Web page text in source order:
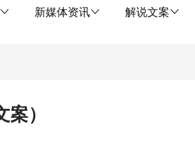
新媒体资讯
解说文案
）